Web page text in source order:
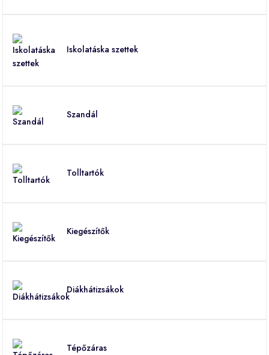
Iskolatáska szettek
Szandál
Tolltartók
Kiegészítők
Diákhátizsákok
Tépőzáras